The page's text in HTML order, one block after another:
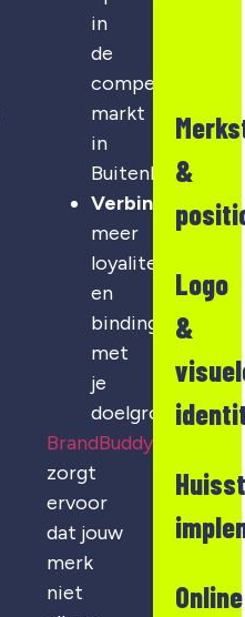
in
de
competitieve
markt
in
Buitenkaag
Verbinding
meer
loyaliteit
en
binding
met
je
doelgroep
BrandBuddy
zorgt
ervoor
dat jouw
merk
niet
&
Logo
&
Online